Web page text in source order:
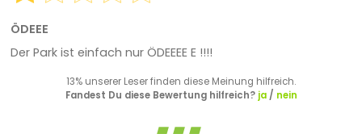
ÖDEEE
Der Park ist einfach nur ÖDEEEE E !!!!
13% unserer Leser finden diese Meinung hilfreich.
Fandest Du diese Bewertung hilfreich? ja/ nein